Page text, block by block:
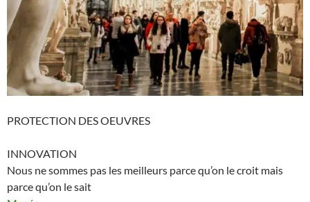
PROTECTION DES OEUVRES
INNOVATION
Nous ne sommes pas les meilleurs parce qu’on le croit mais
parce qu’on le sait